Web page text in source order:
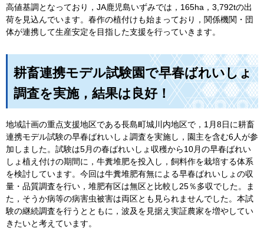
高値基調となっており，JA鹿児島いずみでは，165ha，3,792tの出
荷を見込んでいます。春作の植付けも始まっており，関係機関・団
体が連携して生産安定を目指した支援を行っていきます。
耕畜連携モデル試験園で早春ばれいしょ
調査を実施，結果は良好！
地域計画の重点支援地区である長島町城川内地区で，1月8日に耕畜
連携モデル試験の早春ばれいしょ調査を実施し，園主を含む6人が参
加しました。試験は5月の春ばれいしょ収穫から10月の早春ばれい
しょ植え付けの期間に，牛糞堆肥を投入し，飼料作を栽培する体系
を検討しています。今回は牛糞堆肥有無による早春ばれいしょの収
量・品質調査を行い，堆肥有区は無区と比較し25％多収でした。ま
た，そうか病等の病害虫被害は両区とも見られませんでした。本試
験の継続調査を行うとともに，波及を見据え実証農家を増やしてい
きたいと考えています。